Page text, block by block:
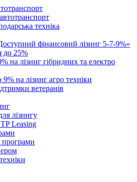
техніка
фінансовий лізинг 5-7-9%»
до 25%
лізинг гібридних та електро
на лізинг агро техніки
ветеранів
лізингу
Leasing
програми